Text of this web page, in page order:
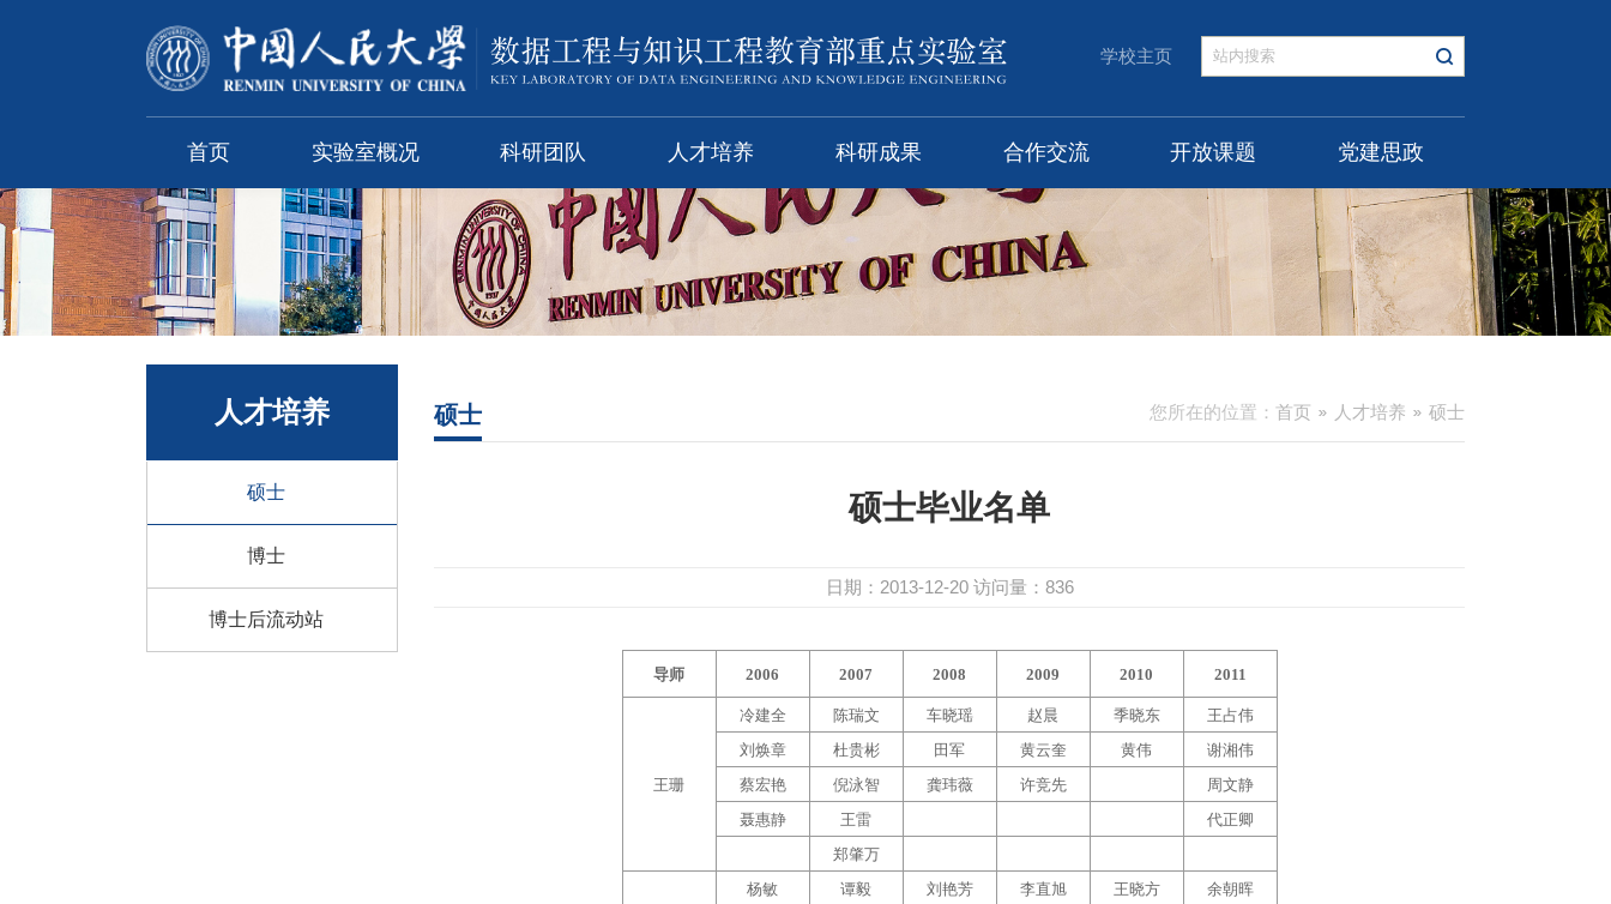
学校主页
首页 实验室概况 科研团队 人才培养 科研成果 合作交流 开放课题 党建思政
人才培养
硕士
博士
博士后流动站
您所在的位置： 首页 人才培养 硕士
硕士
硕士毕业名单
日期：2013-12-20 访问量： 836
导师 2006 2007 2008 2009 2010 2011
王珊
冷建全 陈瑞文 车晓瑶 赵晨 季晓东
王占伟
刘焕章
杜贵彬 田军 黄云奎 黄伟
谢湘伟
蔡宏艳
倪泳智 龚玮薇 许竞先
周文静
聂惠静
王雷
代正卿
郑肇万
杨敏 谭毅 刘艳芳 李直旭 王晓方
余朝晖